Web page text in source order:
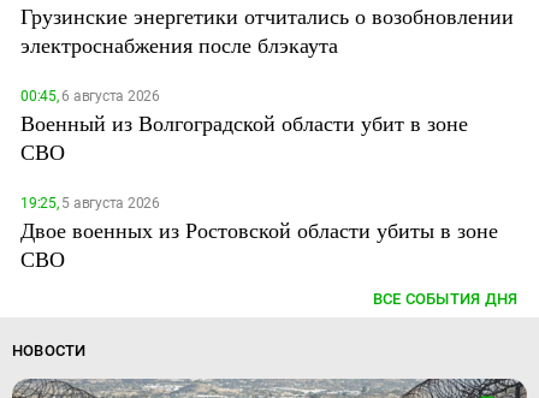
Грузинские энергетики отчитались о возобновлении
электроснабжения после блэкаута
00:45,6 августа 2026
Военный из Волгоградской области убит в зоне
СВО
19:25,5 августа 2026
Двое военных из Ростовской области убиты в зоне
СВО
ВСЕ СОБЫТИЯ ДНЯ
НОВОСТИ